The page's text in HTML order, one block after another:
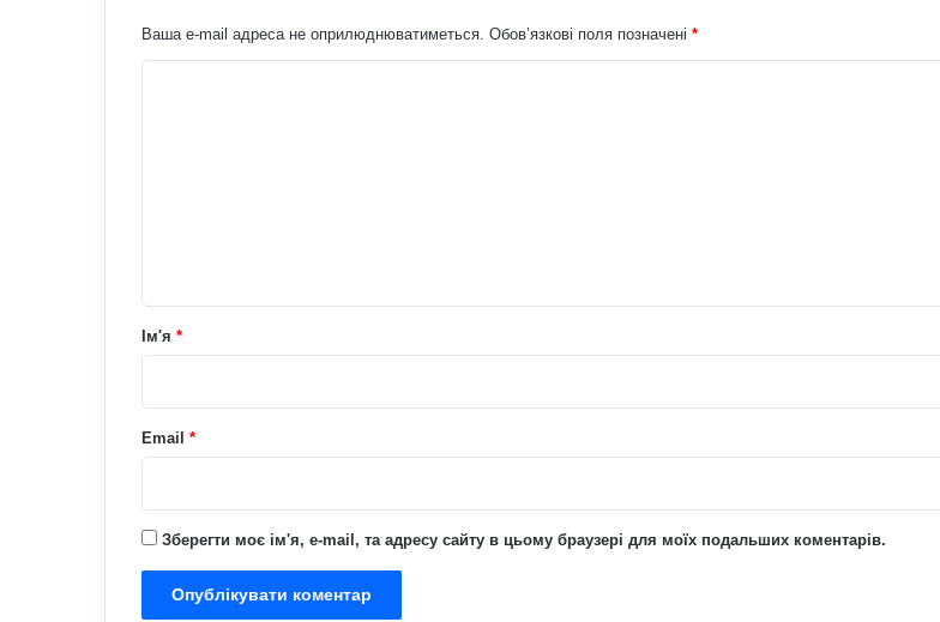
ризики для здоров’я
Ваша e-mail адреса не оприлюднюватиметься. Обов’язкові поля позначені *
р
*
Ім'я *
Email *
Зберегти моє ім'я, e-mail, та адресу сайту в цьому браузері для моїх подальших коментарів.